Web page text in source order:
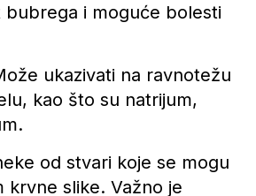
bubrega i moguće bolesti
ukazivati na ravnotežu
kao što su natrijum,
od stvari koje se mogu
krvne slike. Važno je